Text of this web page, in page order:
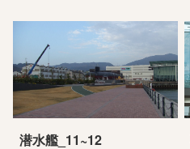
潜水艦_11~12